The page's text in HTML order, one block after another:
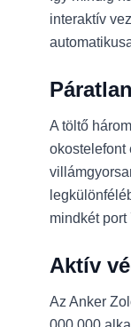
interaktív
A töltő
okostelefont
mindkét
Aktív
Az Anker